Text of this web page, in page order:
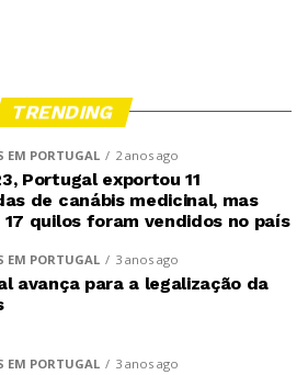
TRENDING
EM PORTUGAL 2 anos ago
Portugal exportou 11
de canábis medicinal, mas
17 quilos foram vendidos no país
EM PORTUGAL 3 anos ago
avança para a legalização da
EM PORTUGAL 3 anos ago